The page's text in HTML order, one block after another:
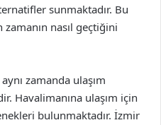
sunmaktadır. Bu
nasıl geçtiğini
zamanda ulaşım
Havalimanına ulaşım için
bulunmaktadır. İzmir